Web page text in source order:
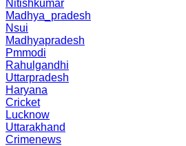
Nitishkumar
Madhya_pradesh
Nsui
Madhyapradesh
Pmmodi
Rahulgandhi
Uttarpradesh
Haryana
Cricket
Lucknow
Uttarakhand
Crimenews